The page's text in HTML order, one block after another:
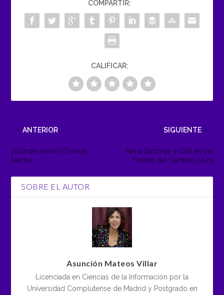
COMPARTIR:
CALIFICAR:
ANTERIOR
¿Dónde vamos? Donde
Nacho
SIGUIENTE
Nena Daconte y Coti en las
Fiestas del Carmen 2023
SOBRE EL AUTOR
Asunción Mateos Villar
Licenciada en Ciencias de la Información por la
Universidad Complutense de Madrid y Postgrado en